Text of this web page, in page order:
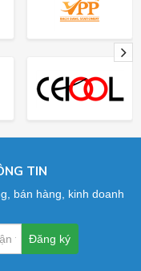
TIN
bán hàng, kinh doanh